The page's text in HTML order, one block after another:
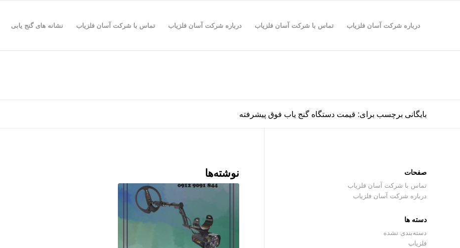
درباره شرکت آسان فلزیاب تماس با شرکت آسان فلزیاب درباره شرکت آسان فلزیاب تماس با شرکت آسان فلزیاب نشانه های گنج یابی
بایگانی برچسب برای: قیمت دستگاه گنج یاب فوق پیشرفته
نوشته‌ها صفحات
تماس با شرکت آسان فلزیاب
درباره شرکت آسان فلزیاب
دسته ها
دسته‌بندی نشده
فلزیاب